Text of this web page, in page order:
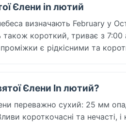
Єлени in лютий
визначають February у
короткий, триває з 7:00
є рідкісними та
Єлени In лютий?
переважно сухий: 25 мм
короткочасні та нечасті,